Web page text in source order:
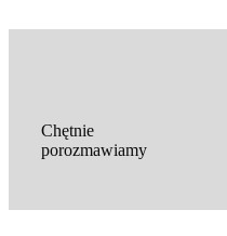
Chętnie
porozmawiamy